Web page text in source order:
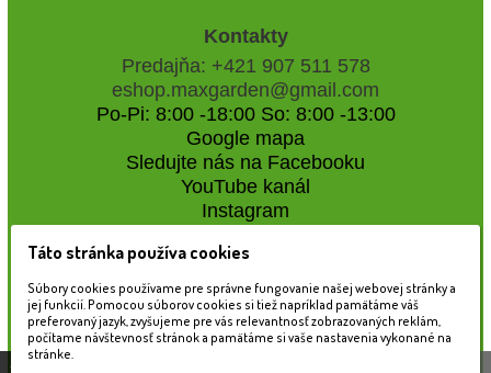
Kontakty
Predajňa: +421 907 511 578
eshop.maxgarden@gmail.com
Po-Pi: 8:00 -18:00 So: 8:00 -13:00
Google mapa
Sledujte nás na Facebooku
YouTube kanál
Instagram
Naše záhradné centrum
Táto stránka používa cookies
Súbory cookies používame pre správne fungovanie našej webovej stránky a
jej funkcií. Pomocou súborov cookies si tiež napríklad pamätáme váš
preferovaný jazyk, zvyšujeme pre vás relevantnosť zobrazovaných reklám,
počítame návštevnosť stránok a pamätáme si vaše nastavenia vykonané na
stránke.